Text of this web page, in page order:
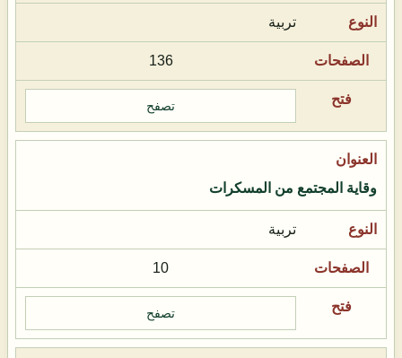
تربية
136
تصفح
وقاية المجتمع من المسكرات
تربية
10
تصفح